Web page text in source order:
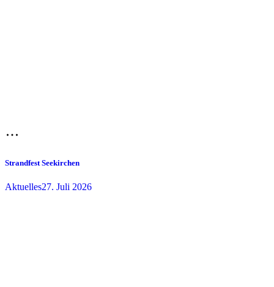
Strandfest Seekirchen
Aktuelles27. Juli 2026